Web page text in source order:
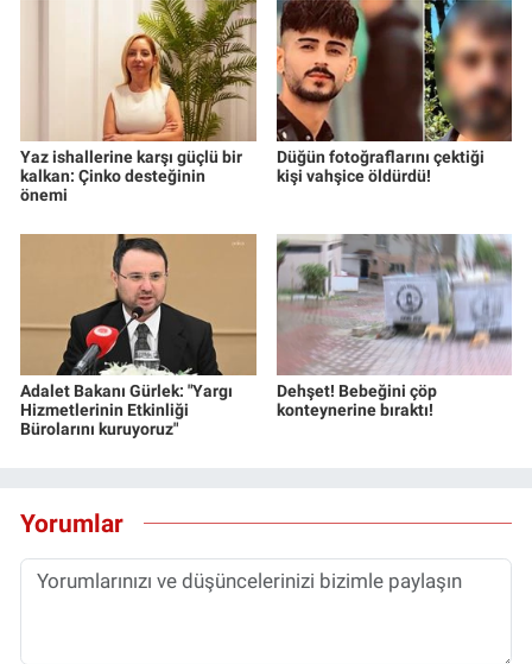
Yaz ishallerine karşı güçlü bir
kalkan: Çinko desteğinin
önemi
Düğün fotoğraflarını çektiği
kişi vahşice öldürdü!
Adalet Bakanı Gürlek: "Yargı
Hizmetlerinin Etkinliği
Bürolarını kuruyoruz"
Dehşet! Bebeğini çöp
konteynerine bıraktı!
Yorumlar